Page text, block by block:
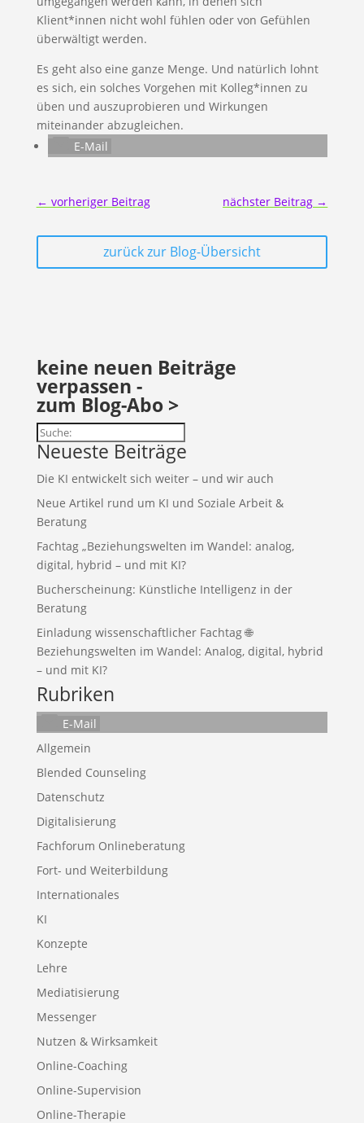
Klient*innen nicht wohl fühlen oder von Gefühlen
überwältigt werden.
Es geht also eine ganze Menge. Und natürlich lohnt
es sich, ein solches Vorgehen mit Kolleg*innen zu
üben und auszuprobieren und Wirkungen
miteinander abzugleichen.
E-Mail
← vorheriger Beitrag nächster Beitrag →
zurück zur Blog-Übersicht
keine neuen Beiträge
verpassen -
zum Blog-Abo >
Suchen
Neueste Beiträge
Die KI entwickelt sich weiter – und wir auch
Neue Artikel rund um KI und Soziale Arbeit &
Beratung
Fachtag „Beziehungswelten im Wandel: analog,
digital, hybrid – und mit KI?
Bucherscheinung: Künstliche Intelligenz in der
Beratung
Einladung wissenschaftlicher Fachtag 🌐
Beziehungswelten im Wandel: Analog, digital, hybrid
– und mit KI?
Rubriken
E-Mail
Allgemein
Blended Counseling
Datenschutz
Digitalisierung
Fachforum Onlineberatung
Fort- und Weiterbildung
Internationales
KI
Konzepte
Lehre
Mediatisierung
Messenger
Nutzen & Wirksamkeit
Online-Coaching
Online-Supervision
Online-Therapie